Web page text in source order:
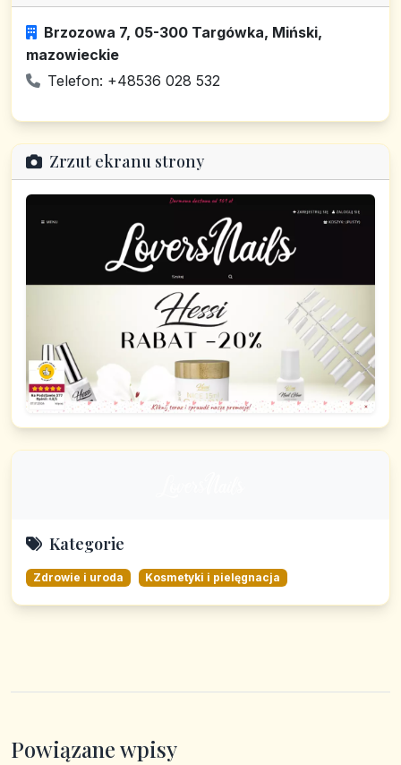
Brzozowa 7, 05-300 Targówka, Miński,
mazowieckie
Telefon: +48536 028 532
Zrzut ekranu strony
Kategorie
Zdrowie i uroda Kosmetyki i pielęgnacja
Powiązane wpisy